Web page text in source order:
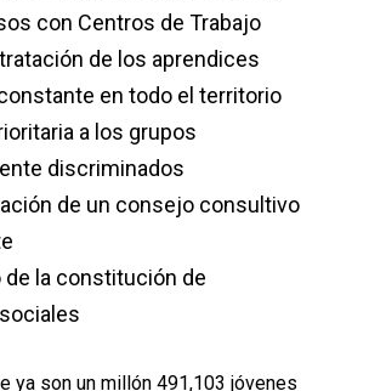
con Centros de Trabajo
de los aprendices
en todo el territorio
a los grupos
discriminados
de un consejo consultivo
la constitución de
ya son un millón 491,103 jóvenes